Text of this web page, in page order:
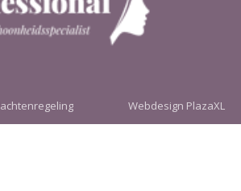
Webdesign PlazaXL